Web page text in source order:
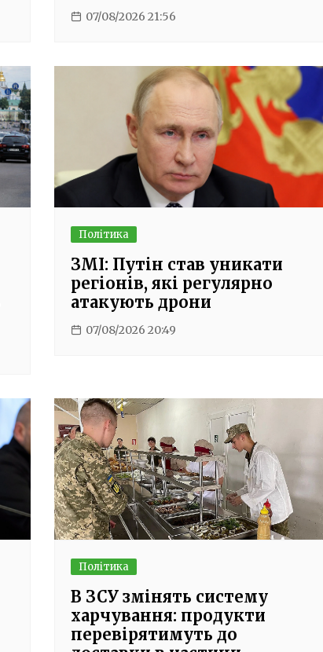
07/08/2026 21:56
Політика
ЗМІ: Путін став уникати
регіонів, які регулярно
атакують дрони
07/08/2026 20:49
Політика
В ЗСУ змінять систему
харчування: продукти
перевірятимуть до